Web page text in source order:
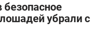
безопасное
убрали с